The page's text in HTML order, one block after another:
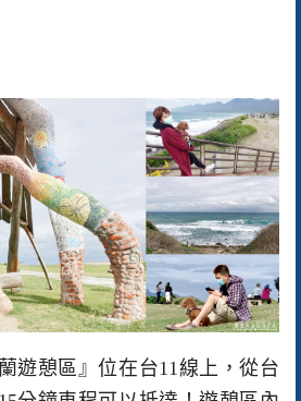
遊憩區』位在台11線上，從台